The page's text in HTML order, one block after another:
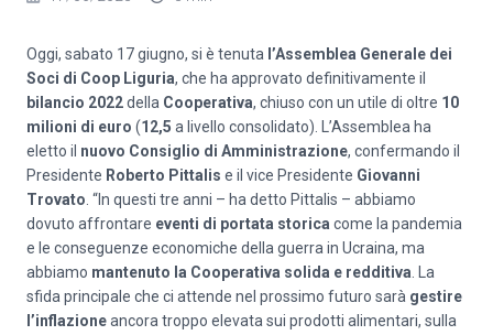
Oggi, sabato 17 giugno, si è tenuta l’Assemblea Generale dei
Soci di Coop Liguria, che ha approvato definitivamente il
bilancio 2022della Cooperativa, chiuso con un utile di oltre 10
milioni di euro (12,5 a livello consolidato). L’Assemblea ha
eletto il nuovo Consiglio di Amministrazione, confermando il
Presidente Roberto Pittalis e il vice Presidente Giovanni
Trovato . “In questi tre anni – ha detto Pittalis – abbiamo
dovuto affrontare eventi di portata storica come la pandemia
e le conseguenze economiche della guerra in Ucraina, ma
abbiamo mantenuto la Cooperativa solida e redditiva . La
sfida principale che ci attende nel prossimo futuro sarà gestire
l’inflazioneancora troppo elevata sui prodotti alimentari, sulla